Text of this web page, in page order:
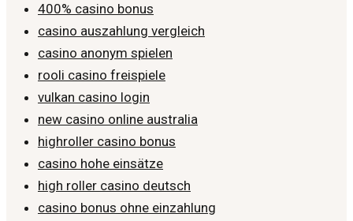
400% casino bonus
casino auszahlung vergleich
casino anonym spielen
rooli casino freispiele
vulkan casino login
new casino online australia
highroller casino bonus
casino hohe einsätze
high roller casino deutsch
casino bonus ohne einzahlung